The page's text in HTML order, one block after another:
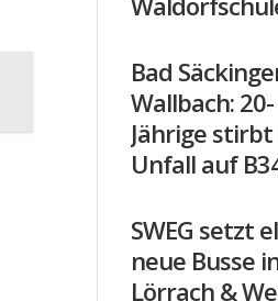
Bad
Wallbach: 20-
Jährige
Unfall auf
SWEG setzt
neue Busse
Lörrach &